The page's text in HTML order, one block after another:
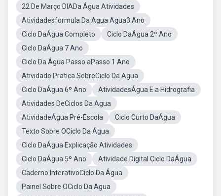
22 De Março DIADa Água Atividades
Atividadesformula Da Agua Agua3 Ano
Ciclo DaÁgua Completo
Ciclo DaÁgua 2º Ano
Ciclo DaÁgua 7 Ano
Ciclo Da Água Passo aPasso 1 Ano
Atividade Pratica SobreCiclo Da Agua
Ciclo DaÁgua 6º Ano
AtividadesÁgua E a Hidrografia
Atividades DeCiclos Da Agua
AtividadeÁgua Pré-Escola
Ciclo Curto DaÁgua
Texto Sobre OCiclo Da Água
Ciclo DaÁgua Explicação Atividades
Ciclo DaÁgua 5º Ano
Atividade Digital Ciclo DaÁgua
Caderno InterativoCiclo Da Água
Painel Sobre OCiclo Da Agua